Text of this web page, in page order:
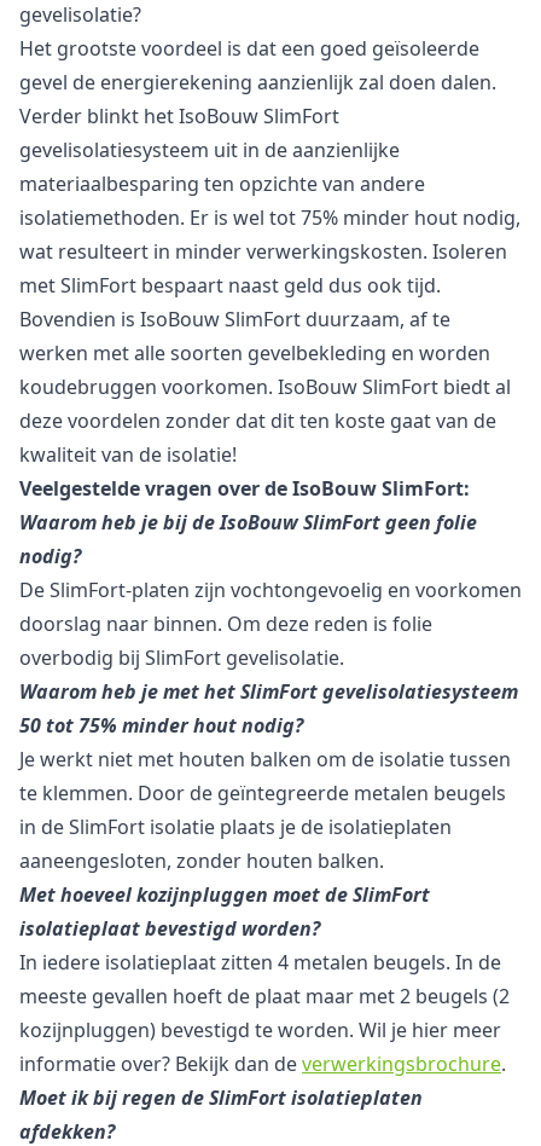
gevelisolatie?
Het grootste voordeel is dat een goed geïsoleerde
gevel de energierekening aanzienlijk zal doen dalen.
Verder blinkt het IsoBouw SlimFort
gevelisolatiesysteem uit in de aanzienlijke
materiaalbesparing ten opzichte van andere
isolatiemethoden. Er is wel tot 75% minder hout nodig,
wat resulteert in minder verwerkingskosten. Isoleren
met SlimFort bespaart naast geld dus ook tijd.
Bovendien is IsoBouw SlimFort duurzaam, af te
werken met alle soorten gevelbekleding en worden
koudebruggen voorkomen. IsoBouw SlimFort biedt al
deze voordelen zonder dat dit ten koste gaat van de
kwaliteit van de isolatie!
Veelgestelde vragen over de IsoBouw SlimFort:
Waarom heb je bij de IsoBouw SlimFort geen folie
nodig?
De SlimFort-platen zijn vochtongevoelig en voorkomen
doorslag naar binnen. Om deze reden is folie
overbodig bij SlimFort gevelisolatie.
Waarom heb je met het SlimFort gevelisolatiesysteem
50 tot 75% minder hout nodig?
Je werkt niet met houten balken om de isolatie tussen
te klemmen. Door de geïntegreerde metalen beugels
in de SlimFort isolatie plaats je de isolatieplaten
aaneengesloten, zonder houten balken.
Met hoeveel kozijnpluggen moet de SlimFort
isolatieplaat bevestigd worden?
In iedere isolatieplaat zitten 4 metalen beugels. In de
meeste gevallen hoeft de plaat maar met 2 beugels (2
kozijnpluggen) bevestigd te worden. Wil je hier meer
informatie over? Bekijk dan deverwerkingsbrochure.
Moet ik bij regen de SlimFort isolatieplaten
afdekken?